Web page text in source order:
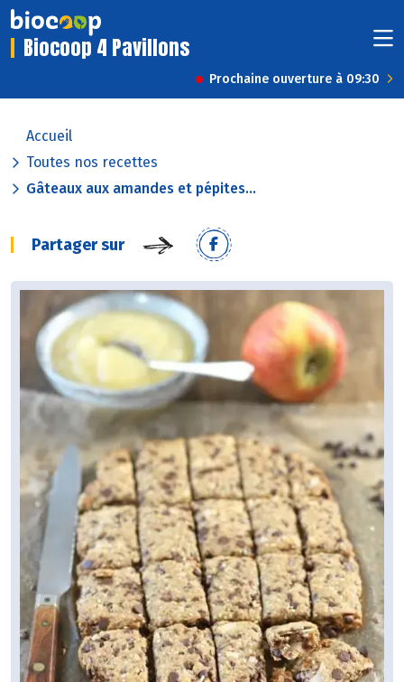
Biocoop 4 Pavillons
Prochaine ouverture à 09:30
Accueil
Toutes nos recettes
Gâteaux aux amandes et pépites...
Partager sur